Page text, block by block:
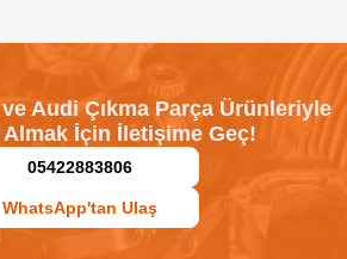
Audi Çıkma Parça Ürünleriyle
İçin İletişime Geç!
05422883806
WhatsApp'tan Ulaş